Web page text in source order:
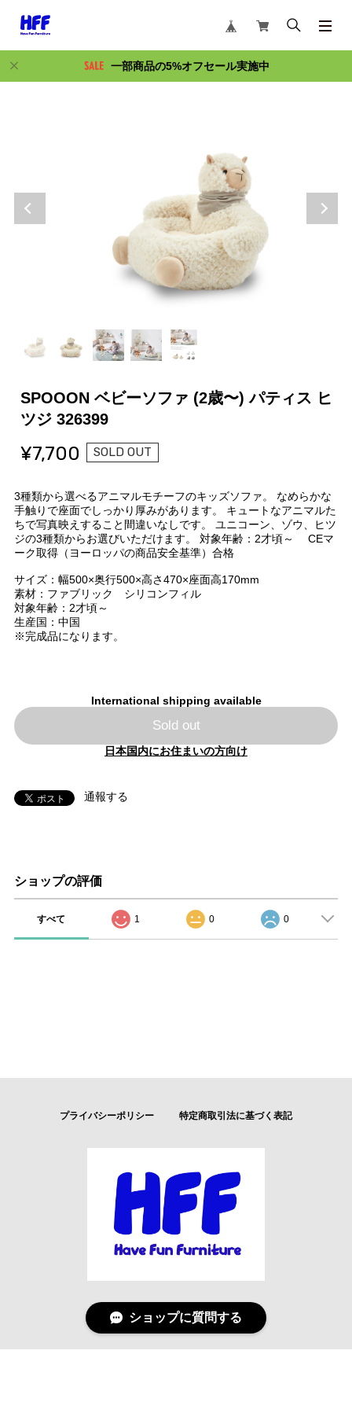
一部商品の5%オフセール実施中
SPOOON ベビーソファ (2歳〜) パティス ヒ
ツジ 326399
¥7,700 SOLD OUT
3種類から選べるアニマルモチーフのキッズソファ。 なめらかな
手触りで座面でしっかり厚みがあります。 キュートなアニマルた
ちで写真映えすること間違いなしです。 ユニコーン、ゾウ、ヒツ
ジの3種類からお選びいただけます。 対象年齢：2才頃～ CEマ
ーク取得（ヨーロッパの商品安全基準）合格
サイズ：幅500×奥行500×高さ470×座面高170mm
素材：ファブリック シリコンフィル
対象年齢：2才頃～
生産国：中国
※完成品になります。
International shipping available
Sold out
日本国内にお住まいの方向け
通報する
ショップの評価
すべて 1 0 0
プライバシーポリシー 特定商取引法に基づく表記
ショップに質問する